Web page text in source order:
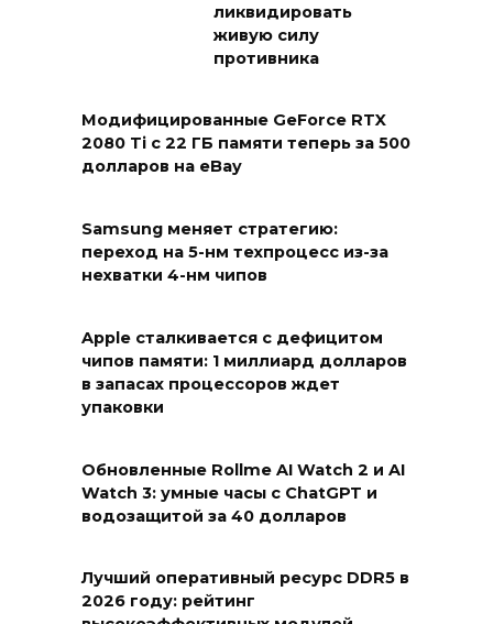
ликвидировать
живую силу
противника
Модифицированные GeForce RTX
2080 Ti с 22 ГБ памяти теперь за 500
долларов на eBay
Samsung меняет стратегию:
переход на 5-нм техпроцесс из-за
нехватки 4-нм чипов
Apple сталкивается с дефицитом
чипов памяти: 1 миллиард долларов
в запасах процессоров ждет
упаковки
Обновленные Rollme AI Watch 2 и AI
Watch 3: умные часы с ChatGPT и
водозащитой за 40 долларов
Лучший оперативный ресурс DDR5 в
2026 году: рейтинг